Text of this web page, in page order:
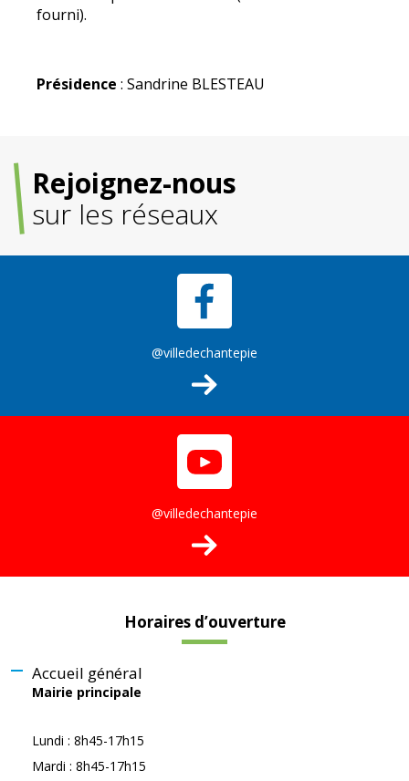
fourni).
Présidence : Sandrine BLESTEAU
Rejoignez-nous
sur les réseaux
@villedechantepie
@villedechantepie
Horaires d’ouverture
Accueil général
Mairie principale
Lundi : 8h45-17h15
Mardi : 8h45-17h15